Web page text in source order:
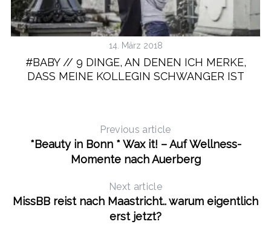
14. März 2018
#BABY // 9 DINGE, AN DENEN ICH MERKE,
DASS MEINE KOLLEGIN SCHWANGER IST
Previous article
*Beauty in Bonn * Wax it! – Auf Wellness-
Momente nach Auerberg
Next article
MissBB reist nach Maastricht.. warum eigentlich
erst jetzt?